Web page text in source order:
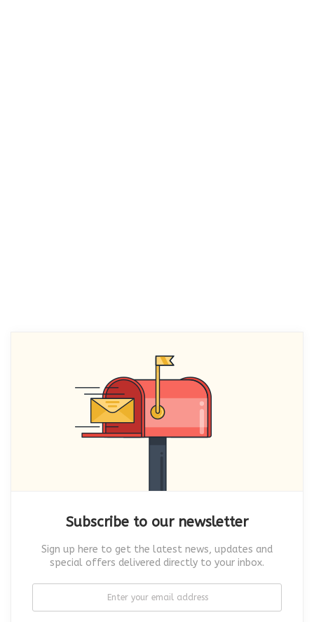
Subscribe to our newsletter
Sign up here to get the latest news, updates and
special offers delivered directly to your inbox.